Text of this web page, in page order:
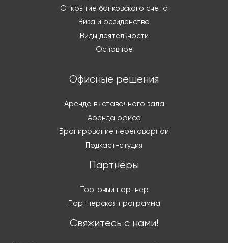
Открытие банковского счёта
Виза и резиденство
Виды деятельности
Основное
Офисные решения
Аренда выставочного зала
Аренда офиса
Бронирование переговорной
Подкаст-студия
Партнёры
Торговый партнер
Партнерская программа
Свяжитесь с нами!